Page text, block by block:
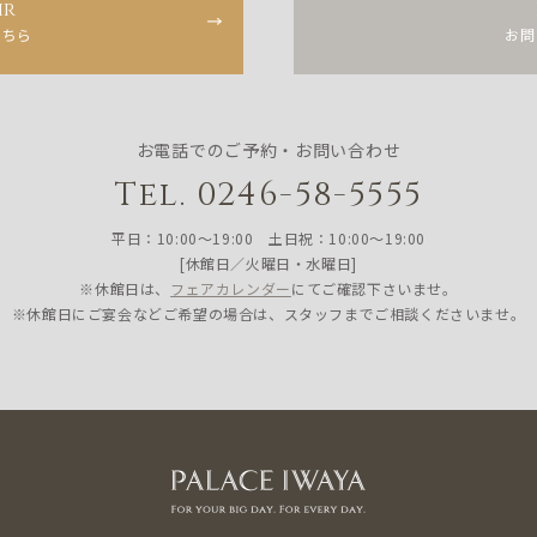
ら お
お電話でのご予約・お問い合わせ
Tel. 0246-58-5555
平日：10:00〜19:00 土日祝：10:00〜19:00
[休館日／火曜日・水曜日]
※休館日は、 フェアカレンダーにてご確認下さいませ。
※休館日にご宴会などご希望の場合は、スタッフまでご相談くださいませ。